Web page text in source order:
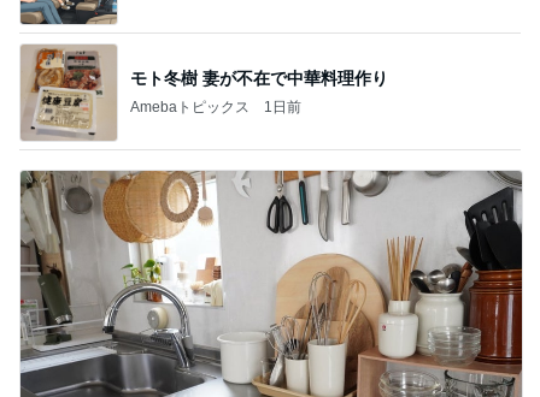
モト冬樹 妻が不在で中華料理作り
Amebaトピックス 1日前